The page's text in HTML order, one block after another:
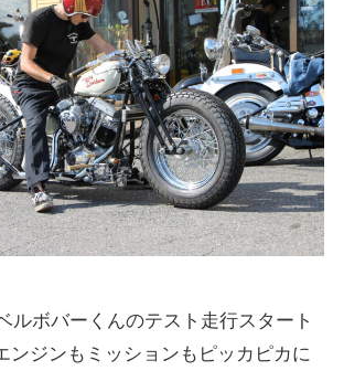
ルボバーくんのテスト走行スタート
ンジンもミッションもピッカピカに